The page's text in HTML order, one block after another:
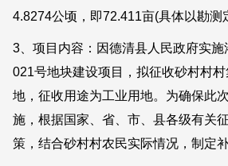
4.8274公顷，即72.411亩(具体以勘测
3、项目内容：因德清县人民政府实施
021号地块建设项目，拟征收砂村村
地，征收用途为工业用地。为确保此
施，根据国家、省、市、县各级有关
策，结合砂村村农民实际情况，制定补